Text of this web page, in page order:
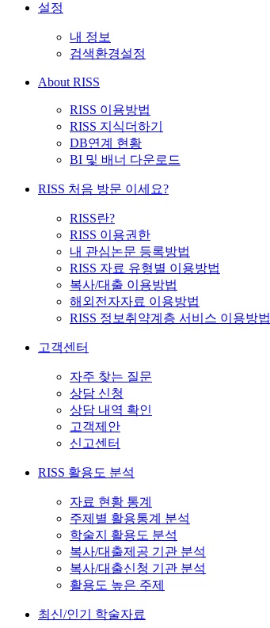
설정
내 정보
검색환경설정
About RISS
RISS 이용방법
RISS 지식더하기
DB연계 현황
BI 및 배너 다운로드
RISS 처음 방문 이세요?
RISS란?
RISS 이용권한
내 관심논문 등록방법
RISS 자료 유형별 이용방법
복사/대출 이용방법
해외전자자료 이용방법
RISS 정보취약계층 서비스 이용방법
고객센터
자주 찾는 질문
상담 신청
상담 내역 확인
고객제안
신고센터
RISS 활용도 분석
자료 현황 통계
주제별 활용통계 분석
학술지 활용도 분석
복사/대출제공 기관 분석
복사/대출신청 기관 분석
활용도 높은 주제
최신/인기 학술자료